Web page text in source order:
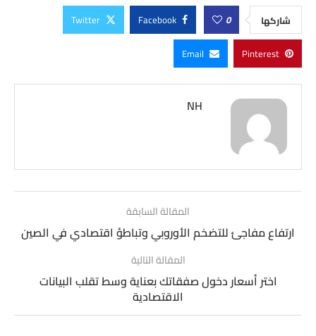
شاركها 0
Facebook
Twitter
Pinterest
Email
NH
المقالة السابقة
ارتفاع مفاجئ للتضخم الأوروبي وتباطؤ اقتصادي في الصين
المقالة التالية
اختر أسعار دخول صفقاتك بعناية وسط تقلب البيانات
الاقتصادية